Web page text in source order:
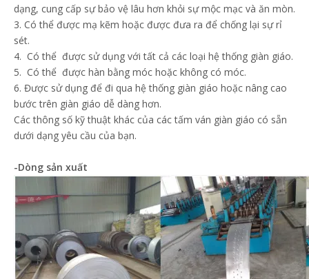
dạng, cung cấp sự bảo vệ lâu hơn khỏi sự mộc mạc và ăn mòn.
3. Có thể được mạ kẽm hoặc được đưa ra để chống lại sự rỉ
sét.
4. Có thể được sử dụng với tất cả các loại hệ thống giàn giáo.
5. Có thể được hàn bằng móc hoặc không có móc.
6. Được sử dụng để đi qua hệ thống giàn giáo hoặc nâng cao
bước trên giàn giáo dễ dàng hơn.
Các thông số kỹ thuật khác của các tấm ván giàn giáo có sẵn
dưới dạng yêu cầu của bạn.
-Dòng sản xuất